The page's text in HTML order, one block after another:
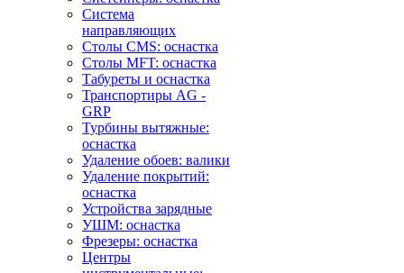
Система
направляющих
Столы CMS: оснастка
Столы MFT: оснастка
Табуреты и оснастка
Транспортиры AG -
GRP
Турбины вытяжные:
оснастка
Удаление обоев: валики
Удаление покрытий:
оснастка
Устройства зарядные
УШМ: оснастка
Фрезеры: оснастка
Центры